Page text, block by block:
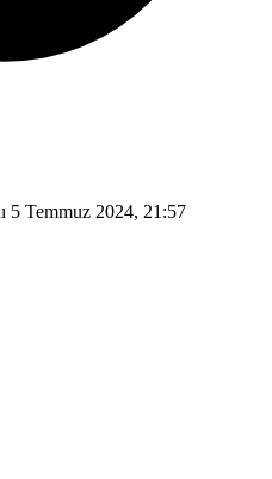
5 Temmuz 2024, 21:57